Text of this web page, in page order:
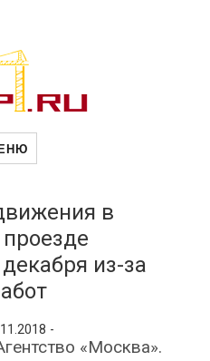
и
рубрики
в
из-за
-
«Москва».